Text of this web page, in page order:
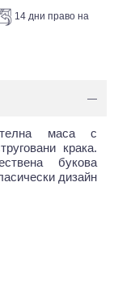
14 дни право на
—
маса с
крака.
букова
дизайн